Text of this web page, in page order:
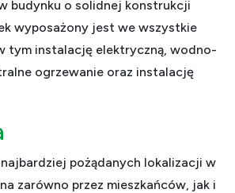
budynku o solidnej konstrukcji
wyposażony jest we wszystkie
tym instalację elektryczną, wodno-
ogrzewanie oraz instalację
pożądanych lokalizacji w
zarówno przez mieszkańców, jak i